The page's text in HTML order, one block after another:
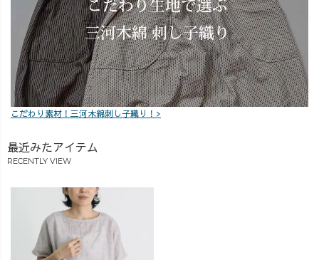
こだわり素材！三河木綿刺し子織り！>
最近みたアイテム
RECENTLY VIEW